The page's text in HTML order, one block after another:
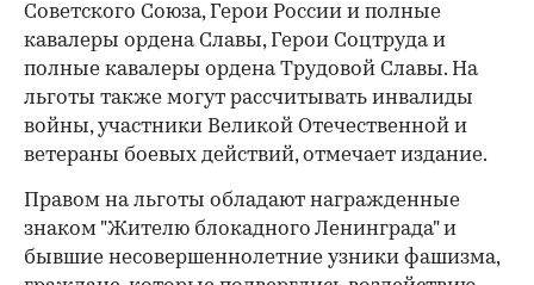
Советского Союза, Герои России и полные
кавалеры ордена Славы, Герои Соцтруда и
полные кавалеры ордена Трудовой Славы. На
льготы также могут рассчитывать инвалиды
войны, участники Великой Отечественной и
ветераны боевых действий, отмечает издание.
Правом на льготы обладают награжденные
знаком "Жителю блокадного Ленинграда" и
бывшие несовершеннолетние узники фашизма,